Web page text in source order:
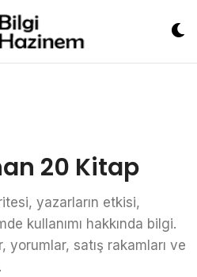
20 Kitap
yazarların etkisi,
kullanımı hakkında bilgi.
yorumlar, satış rakamları ve